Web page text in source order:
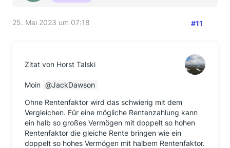
25. Mai 2023 um 07:18 #11
Zitat von Horst Talski
Moin
JackDawson
Ohne Rentenfaktor wird das schwierig mit dem
Vergleichen. Für eine mögliche Rentenzahlung kann
ein halb so großes Vermögen mit doppelt so hohen
Rentenfaktor die gleiche Rente bringen wie ein
doppelt so hohes Vermögen mit halbem Rentenfaktor.